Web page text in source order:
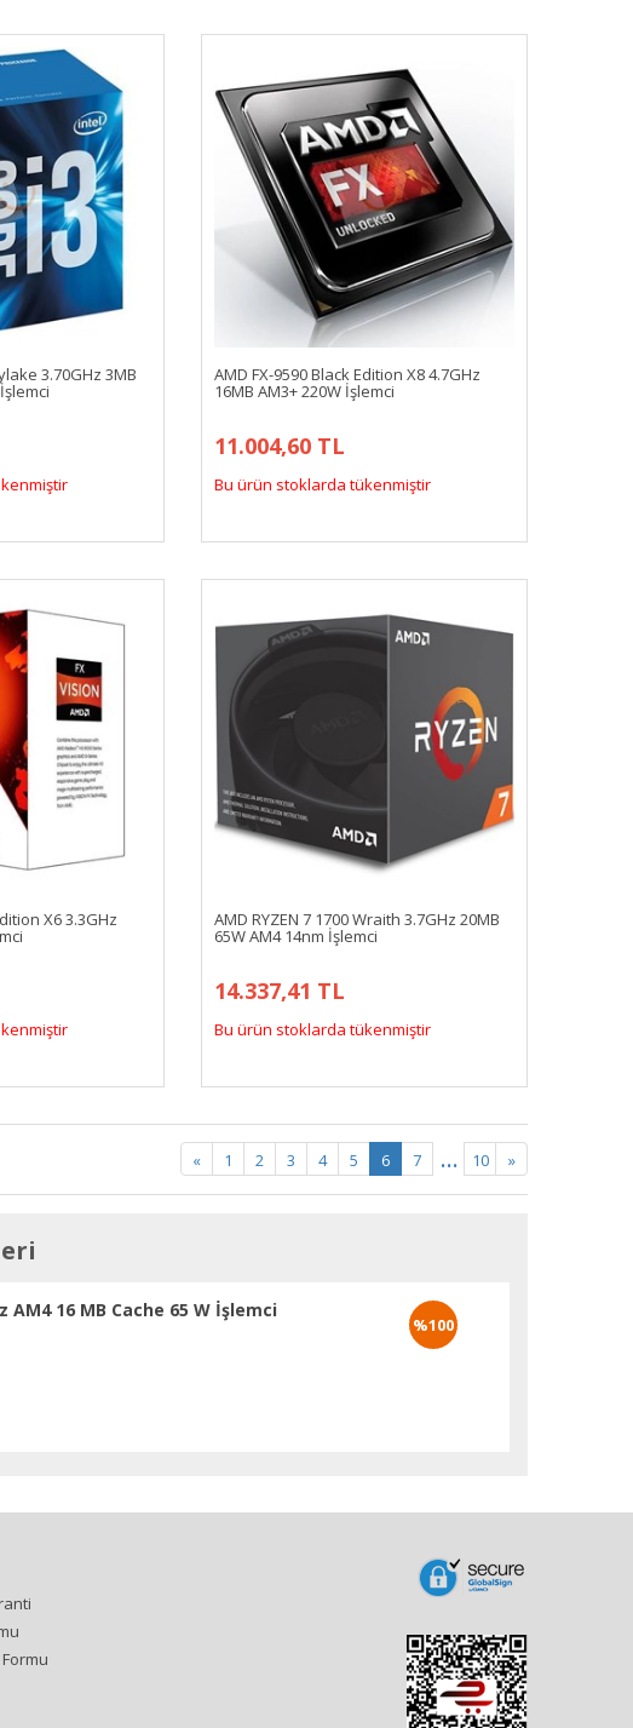
3.70GHz 3MB AMD FX-9590 Black Edition X8 4.7GHz
16MB AM3+ 220W İşlemci
11.004,60 TL
Bu ürün stoklarda tükenmiştir
X6 3.3GHz AMD RYZEN 7 1700 Wraith 3.7GHz 20MB
65W AM4 14nm İşlemci
14.337,41 TL
Bu ürün stoklarda tükenmiştir
« 1 2 3 4 5 6 7 ... 10 »
AM4 16 MB Cache 65 W İşlemci
%100